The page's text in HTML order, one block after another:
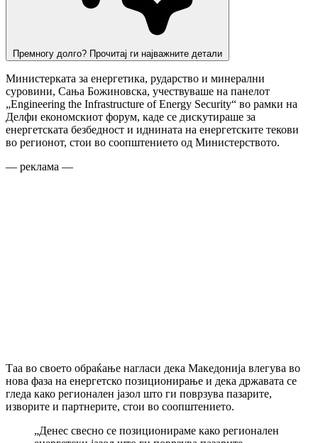
Премногу долго? Прочитај ги најважните детали
Министерката за енергетика, рударство и минерални
суровини, Сања Божиновска, учествуваше на панелот
„Engineering the Infrastructure of Energy Security“ во рамки на
Делфи економскиот форум, каде се дискутираше за
енергетската безбедност и иднината на енергетските текови
во регионот, стои во соопштението од Министерството.
— реклама —
Таа во своето обраќање нагласи дека Македонија влегува во
нова фаза на енергетско позиционирање и дека државата се
гледа како регионален јазол што ги поврзува пазарите,
изворите и партнерите, стои во соопштението.
„Денес свесно се позиционираме како регионален